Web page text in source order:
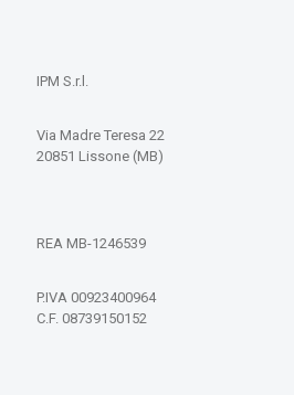
IPM S.r.l.
Via Madre Teresa 22
20851 Lissone (MB)
REA MB-1246539
P.IVA 00923400964
C.F. 08739150152